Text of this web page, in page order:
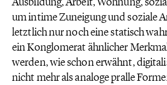
um intime Zuneigung und soziale
letztlich nur noch eine statisch
ein Konglomerat ähnlicher
werden, wie schon erwähnt,
nicht mehr als analoge pralle